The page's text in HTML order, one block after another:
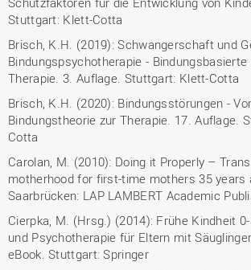
Stuttgart: Klett-Cotta
Brisch, K.H. (2019): Schwangerschaft und
Bindungspsychotherapie -
Therapie. 3. Auflage. Stuttgart: Klett-Cotta
Brisch, K.H. (2020): Bindungsstörungen -
Bindungstheorie zur Therapie. 17. Auflage.
Cotta
Carolan, M. (2010): Doing it Properly –
motherhood for first-time mothers 35 years
Saarbrücken: LAP LAMBERT Academic
Cierpka, M. (Hrsg.) (2014): Frühe Kindheit
und Psychotherapie für Eltern mit
eBook. Stuttgart: Springer